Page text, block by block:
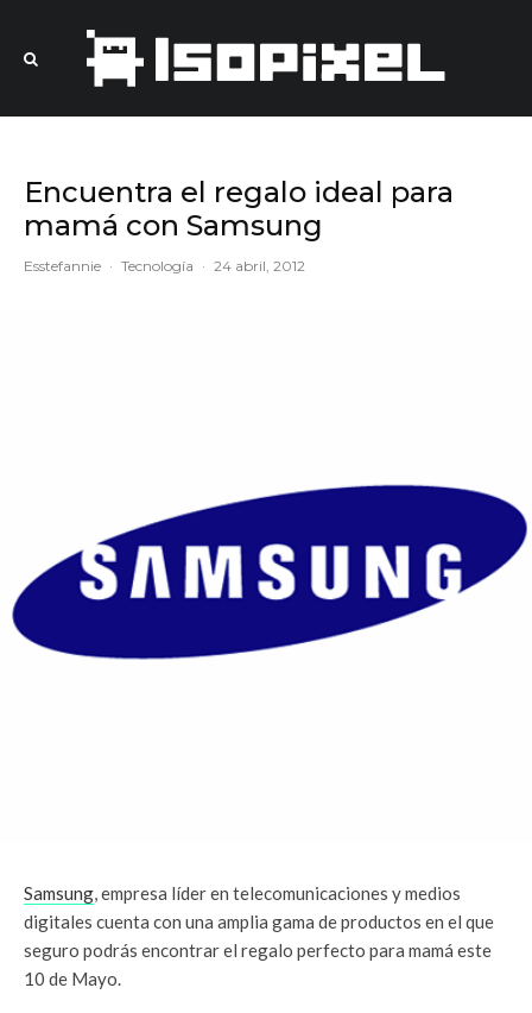
Encuentra el regalo ideal para
mamá con Samsung
Esstefannie · Tecnología · 24 abril, 2012
Samsung, empresa líder en telecomunicaciones y medios
digitales cuenta con una amplia gama de productos en el que
seguro podrás encontrar el regalo perfecto para mamá este
10 de Mayo.